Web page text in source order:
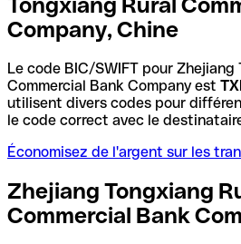
Tongxiang Rural
Company, Chine
Le code BIC/SWIFT pour Zhejiang
Commercial Bank Company est
utilisent divers codes pour
le code correct avec le
Économisez de l'argent sur les
Zhejiang Tongxiang
Commercial Bank